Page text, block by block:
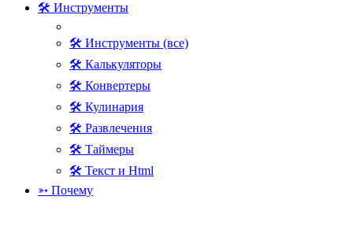
🛠 Инструменты
🛠 Инструменты (все)
🛠 Калькуляторы
🛠 Конвертеры
🛠 Кулинария
🛠 Развлечения
🛠 Таймеры
🛠 Текст и Html
➳ Почему